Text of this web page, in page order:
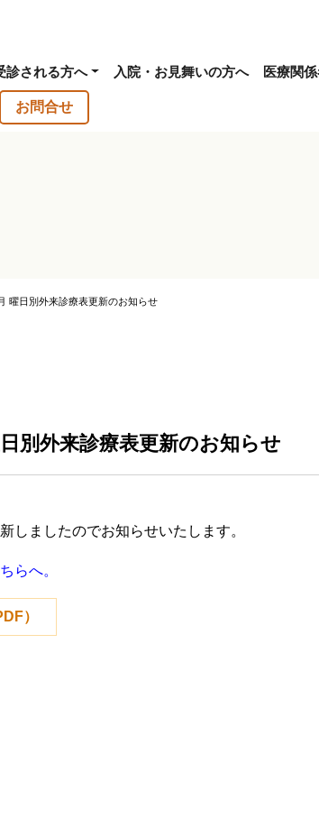
診される方へ 入院・お見舞いの方へ 医療関
お問合せ
曜日別外来診療表更新のお知らせ
別外来診療表更新のお知らせ
しましたのでお知らせいたします。
らへ。
）